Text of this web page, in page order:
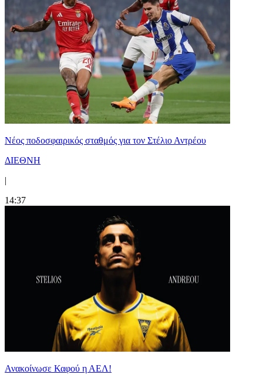
Νέος ποδοσφαιρικός σταθμός για τον Στέλιο Αντρέου
ΔΙΕΘΝΗ
|
14:37
Ανακοίνωσε Καφού η ΑΕΛ!